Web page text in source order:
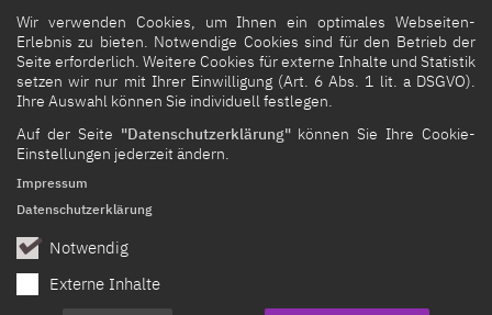
Wir verwenden Cookies, um Ihnen ein optimales Webseiten-
Erlebnis zu bieten. Notwendige Cookies sind für den Betrieb der
Seite erforderlich. Weitere Cookies für externe Inhalte und Statistik
setzen wir nur mit Ihrer Einwilligung (Art. 6 Abs. 1 lit. a DSGVO).
Ihre Auswahl können Sie individuell festlegen.
Auf der Seite "Datenschutzerklärung"können Sie Ihre Cookie-
Einstellungen jederzeit ändern.
Notwendig
Externe Inhalte
Impressum
Datenschutzerklärung